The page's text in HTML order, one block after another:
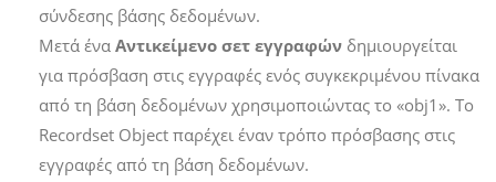
σύνδεσης βάσης δεδομένων.
Μετά ένα Αντικείμενο σετ εγγραφών δημιουργείται
για πρόσβαση στις εγγραφές ενός συγκεκριμένου πίνακα
από τη βάση δεδομένων χρησιμοποιώντας το «obj1». Το
Recordset Object παρέχει έναν τρόπο πρόσβασης στις
εγγραφές από τη βάση δεδομένων.